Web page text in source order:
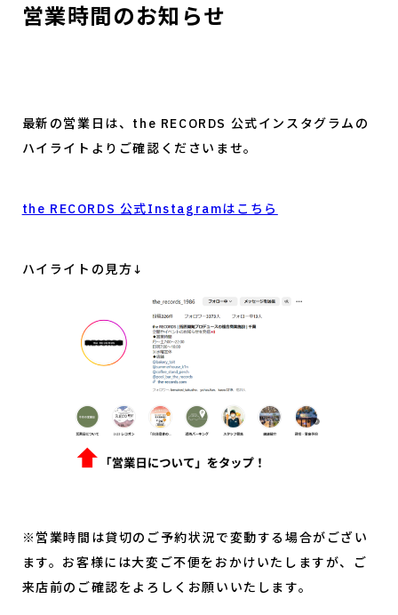
営業時間のお知らせ
最新の営業日は、the RECORDS 公式インスタグラムの
ハイライトよりご確認くださいませ。
the RECORDS 公式Instagramはこちら
ハイライトの見方↓
※営業時間は貸切のご予約状況で変動する場合がござい
ます。お客様には大変ご不便をおかけいたしますが、ご
来店前のご確認をよろしくお願いいたします。